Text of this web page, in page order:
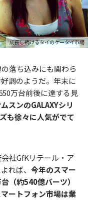
成長し続けるタイのケータイ市場
落ち込みにも関わら
調のようだ。年末に
万台前後に達する見
スンのGALAXYシリ
も徐々に人気がでて
社GfKリテール・ア
れば、 今年のスマー
（約540億バーツ）
ートフォン市場は業